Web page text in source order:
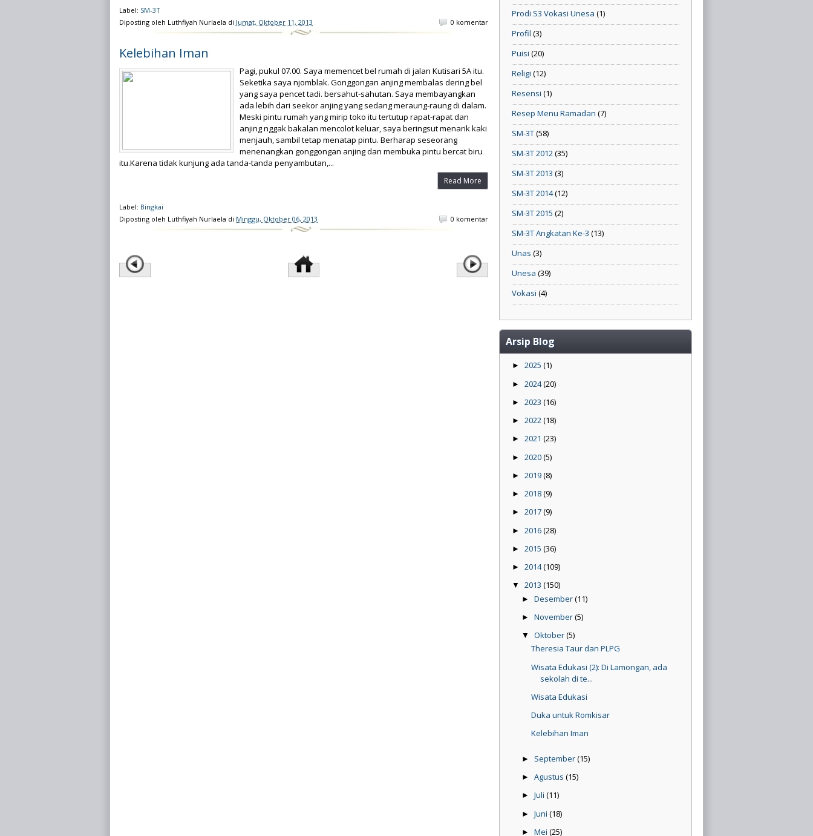
Label: SM-3T
Diposting oleh Luthfiyah Nurlaela di Jumat, Oktober 11, 2013 0 komentar
Kelebihan Iman
Pagi, pukul 07.00. Saya memencet bel rumah di jalan Kutisari 5A itu.
Seketika saya njomblak. Gonggongan anjing membalas dering bel
yang saya pencet tadi. bersahut-sahutan. Saya membayangkan
ada lebih dari seekor anjing yang sedang meraung-raung di dalam.
Meski pintu rumah yang mirip toko itu tertutup rapat-rapat dan
anjing nggak bakalan mencolot keluar, saya beringsut menarik kaki
menjauh, sambil tetap menatap pintu. Berharap seseorang
menenangkan gonggongan anjing dan membuka pintu bercat biru
itu.Karena tidak kunjung ada tanda-tanda penyambutan,...
Read More
Label: Bingkai
Diposting oleh Luthfiyah Nurlaela di Minggu, Oktober 06, 2013 0 komentar
Prodi S3 Vokasi Unesa (1)
Profil (3)
Puisi (20)
Religi (12)
Resensi (1)
Resep Menu Ramadan (7)
SM-3T(58)
SM-3T 2012(35)
SM-3T 2013 (3)
SM-3T 2014(12)
SM-3T 2015 (2)
SM-3T Angkatan Ke-3 (13)
Unas (3)
Unesa (39)
Vokasi (4)
Arsip Blog
► 2025 (1)
► 2024(20)
► 2023 (16)
► 2022(18)
► 2021 (23)
► 2020(5)
► 2019(8)
► 2018(9)
► 2017(9)
► 2016(28)
► 2015 (36)
► 2014(109)
▼ 2013 (150)
► Desember(11)
► November(5)
▼ Oktober(5)
Theresia Taur dan PLPG
Wisata Edukasi (2): Di Lamongan, ada
sekolah di te...
Wisata Edukasi
Duka untuk Romkisar
Kelebihan Iman
► September(15)
► Agustus (15)
► Juli (11)
► Juni (18)
► Mei (25)